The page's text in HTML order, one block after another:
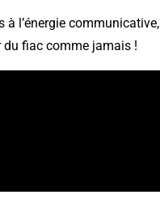
à l’énergie communicative,
du fiac comme jamais !